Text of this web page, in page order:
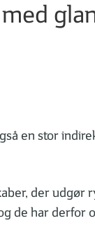
en stor
der udgør
de har derfor